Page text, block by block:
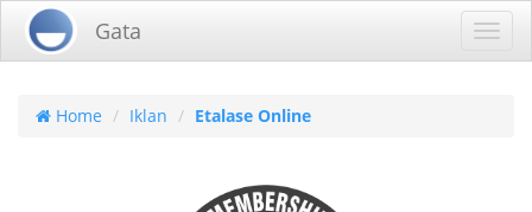
Gata
Home Iklan Etalase Online